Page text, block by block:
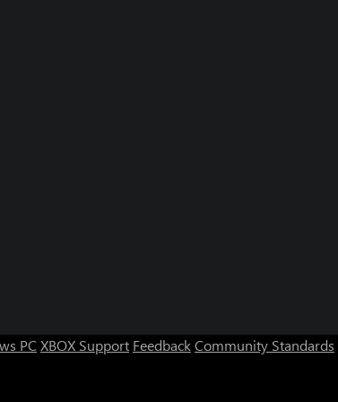
PC XBOX Support FeedbackCommunity Standards